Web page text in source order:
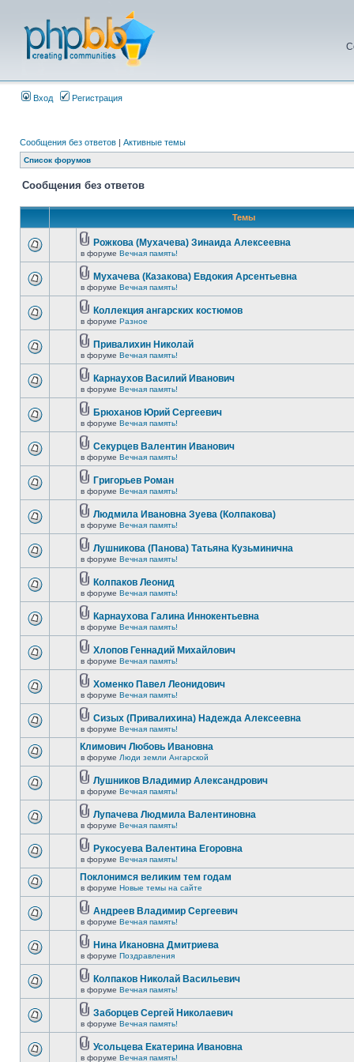
Вход Регистрация
Сообщения без ответов | Активные темы
Список форумов
Сообщения без ответов
Темы
Рожкова (Мухачева) Зинаида Алексеевна
в форуме Вечная память!
Мухачева (Казакова) Евдокия Арсентьевна
в форуме Вечная память!
Коллекция ангарских костюмов
в форуме Разное
Привалихин Николай
в форуме Вечная память!
Карнаухов Василий Иванович
в форуме Вечная память!
Брюханов Юрий Сергеевич
в форуме Вечная память!
Секурцев Валентин Иванович
в форуме Вечная память!
Григорьев Роман
в форуме Вечная память!
Людмила Ивановна Зуева (Колпакова)
в форуме Вечная память!
Лушникова (Панова) Татьяна Кузьминична
в форуме Вечная память!
Колпаков Леонид
в форуме Вечная память!
Карнаухова Галина Иннокентьевна
в форуме Вечная память!
Хлопов Геннадий Михайлович
в форуме Вечная память!
Хоменко Павел Леонидович
в форуме Вечная память!
Сизых (Привалихина) Надежда Алексеевна
в форуме Вечная память!
Климович Любовь Ивановна
в форуме Люди земли Ангарской
Лушников Владимир Александрович
в форуме Вечная память!
Лупачева Людмила Валентиновна
в форуме Вечная память!
Рукосуева Валентина Егоровна
в форуме Вечная память!
Поклонимся великим тем годам
в форуме Новые темы на сайте
Андреев Владимир Сергеевич
в форуме Вечная память!
Нина Икановна Дмитриева
в форуме Поздравления
Колпаков Николай Васильевич
в форуме Вечная память!
Заборцев Сергей Николаевич
в форуме Вечная память!
Усольцева Екатерина Ивановна
в форуме Вечная память!